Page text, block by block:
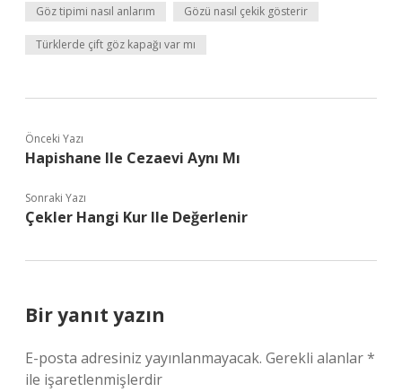
Göz tipimi nasıl anlarım Gözü nasıl çekik gösterir
Türklerde çift göz kapağı var mı
Önceki Yazı
Hapishane Ile Cezaevi Aynı Mı
Sonraki Yazı
Çekler Hangi Kur Ile Değerlenir
Bir yanıt yazın
E-posta adresiniz yayınlanmayacak. Gerekli alanlar*
ile işaretlenmişlerdir